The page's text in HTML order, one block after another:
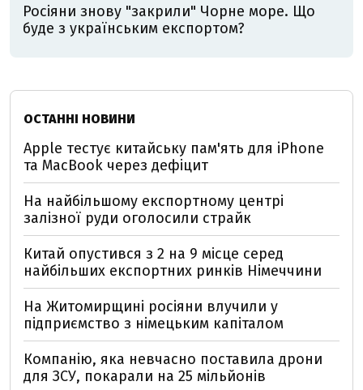
Росіяни знову "закрили" Чорне море. Що
буде з українським експортом?
ОСТАННІ НОВИНИ
Apple тестує китайську пам'ять для iPhone
та MacBook через дефіцит
На найбільшому експортному центрі
залізної руди оголосили страйк
Китай опустився з 2 на 9 місце серед
найбільших експортних ринків Німеччини
На Житомирщині росіяни влучили у
підприємство з німецьким капіталом
Компанію, яка невчасно поставила дрони
для ЗСУ, покарали на 25 мільйонів